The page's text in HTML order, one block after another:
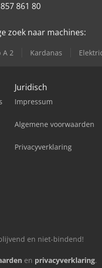
861 80
zoek naar machines:
A 2 Kardanas
Juridisch
Impressum
Algemene voorwaarden
Privacyverklaring
en niet-bindend!
en privacyverklaring.